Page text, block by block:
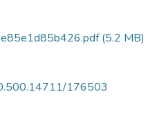
(5.2 MB)
176503